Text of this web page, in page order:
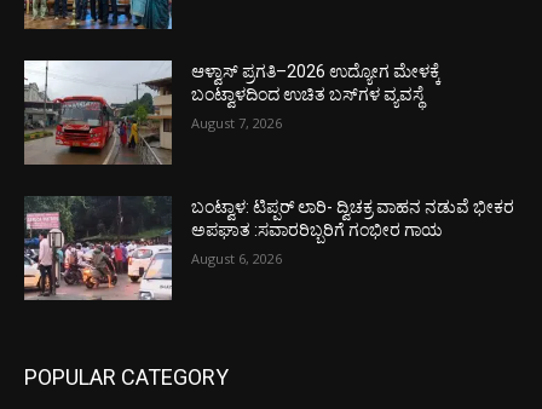
ಆಳ್ವಾಸ್ ಪ್ರಗತಿ–2026 ಉದ್ಯೋಗ ಮೇಳಕ್ಕೆ
ಬಂಟ್ವಾಳದಿಂದ ಉಚಿತ ಬಸ್‌ಗಳ ವ್ಯವಸ್ಥೆ
August 7, 2026
ಬಂಟ್ವಾಳ: ಟಿಪ್ಪರ್ ಲಾರಿ- ದ್ವಿಚಕ್ರ ವಾಹನ ನಡುವೆ ಭೀಕರ
ಅಪಘಾತ :ಸವಾರರಿಬ್ಬರಿಗೆ ಗಂಭೀರ ಗಾಯ
August 6, 2026
POPULAR CATEGORY